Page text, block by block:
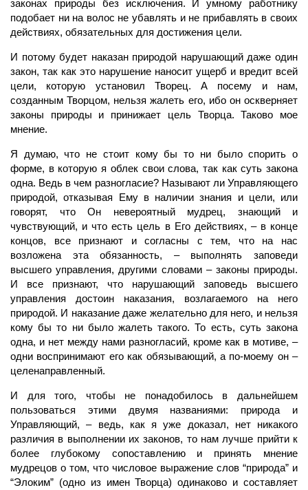
законах природы без исключения. И умному работнику
подобает ни на волос не убавлять и не прибавлять в своих
действиях, обязательных для достижения цели.
И потому будет наказан природой нарушающий даже один
закон, так как это нарушение наносит ущерб и вредит всей
цели, которую установил Творец. А посему и нам,
созданным Творцом, нельзя жалеть его, ибо он оскверняет
законы природы и принижает цель Творца. Таково мое
мнение.
Я думаю, что не стоит кому бы то ни было спорить о
форме, в которую я облек свои слова, так как суть закона
одна. Ведь в чем разногласие? Называют ли Управляющего
природой, отказывая Ему в наличии знания и цели, или
говорят, что Он невероятный мудрец, знающий и
чувствующий, и что есть цель в Его действиях, – в конце
концов, все признают и согласны с тем, что на нас
возложена эта обязанность, – выполнять заповеди
высшего управления, другими словами – законы природы.
И все признают, что нарушающий заповедь высшего
управления достоин наказания, возлагаемого на него
природой. И наказание даже желательно для него, и нельзя
кому бы то ни было жалеть такого. То есть, суть закона
одна, и нет между нами разногласий, кроме как в мотиве, –
одни воспринимают его как обязывающий, а по-моему он –
целенаправленный.
И для того, чтобы не понадобилось в дальнейшем
пользоваться этими двумя названиями: природа и
Управляющий, – ведь, как я уже доказал, нет никакого
различия в выполнении их законов, то нам лучше прийти к
более глубокому сопоставлению и принять мнение
мудрецов о том, что числовое выражение слов “природа” и
“Элоким” (одно из имен Творца) одинаково и составляет